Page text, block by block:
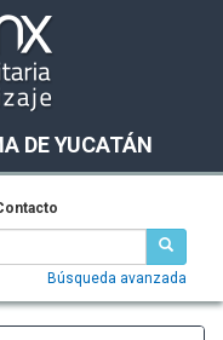
DE YUCATÁN
Búsqueda avanzada